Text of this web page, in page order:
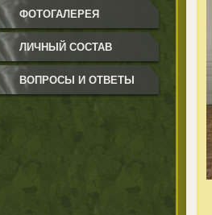
ФОТОГАЛЕРЕЯ
ЛИЧНЫЙ СОСТАВ
ВОПРОСЫ И ОТВЕТЫ